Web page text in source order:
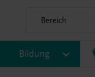
BildungBAFEP/BASOP